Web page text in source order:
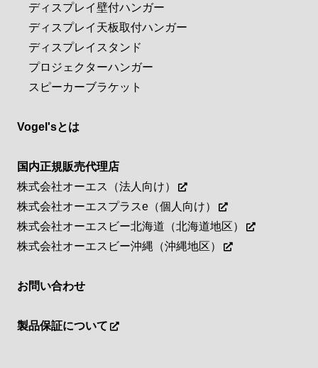
ディスプレイ壁付ハンガー
ディスプレイ天板取付ハンガー
ディスプレイスタンド
プロジェクターハンガー
スピーカーブラケット
Vogel'sとは
国内正規販売代理店
株式会社オーエス（法人向け）
株式会社オーエスプラスe（個人向け）
株式会社オーエスビー北海道（北海道地区）
株式会社オーエスビー沖縄（沖縄地区）
お問い合わせ
製品保証について